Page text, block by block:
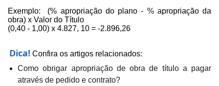
Exemplo: (% apropriação do plano - % apropriação da
obra) x Valor do Título
(0,40 - 1,00) x 4.827, 10 = -2.896,26
Dica! Confira os artigos relacionados:
Como obrigar apropriação de obra de título a pagar
através de pedido e contrato?